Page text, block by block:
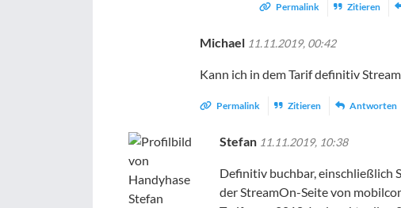
Permalink Zitieren
Michael 11.11.2019, 00:42
Kann ich in dem Tarif definitiv
Permalink Zitieren Antworten
Stefan 11.11.2019, 10:38
Definitiv buchbar, einschließlich
der StreamOn-Seite von